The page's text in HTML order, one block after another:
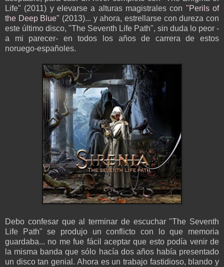
Life" (2011) y elevarse a alturas magistrales con "Perils of
the Deep Blue" (2013)... y ahora, estrellarse con dureza con
este último disco, "The Seventh Life Path", sin duda lo peor -
a mi parecer- en todos los años de carrera de estos
noruego-españoles.
Debo confesar que al terminar de escuchar "The Seventh
Life Path" se produjo un conflicto con lo que memoria
guardaba... no me fue fácil aceptar que esto podía venir de
la misma banda que sólo hacía dos años había presentado
un disco tan genial. Ahora es un trabajo fastidioso, blando y